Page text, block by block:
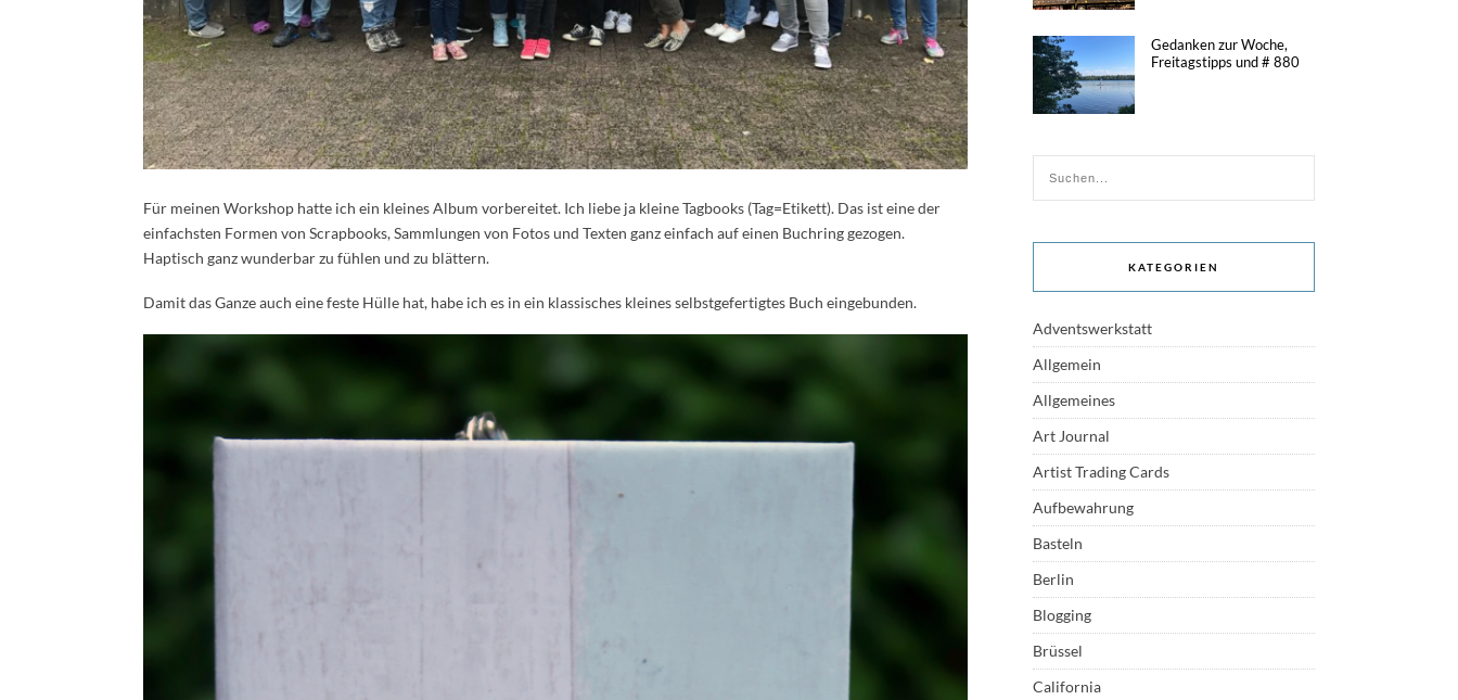
Für meinen Workshop hatte ich ein kleines Album vorbereitet. Ich liebe ja kleine Tagbooks (Tag=Etikett). Das ist eine der
einfachsten Formen von Scrapbooks, Sammlungen von Fotos und Texten ganz einfach auf einen Buchring gezogen.
Haptisch ganz wunderbar zu fühlen und zu blättern.
Damit das Ganze auch eine feste Hülle hat, habe ich es in ein klassisches kleines selbstgefertigtes Buch eingebunden.
Gedanken zur Woche,
Freitagstipps und # 880
KATEGORIEN
Adventswerkstatt
Allgemein
Allgemeines
Art Journal
Artist Trading Cards
Aufbewahrung
Basteln
Berlin
Blogging
Brüssel
California